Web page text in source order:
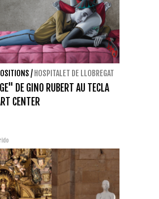
/ HOSPITALET DE LLOBREGAT
DE GINO RUBERT AU TECLA
CENTER